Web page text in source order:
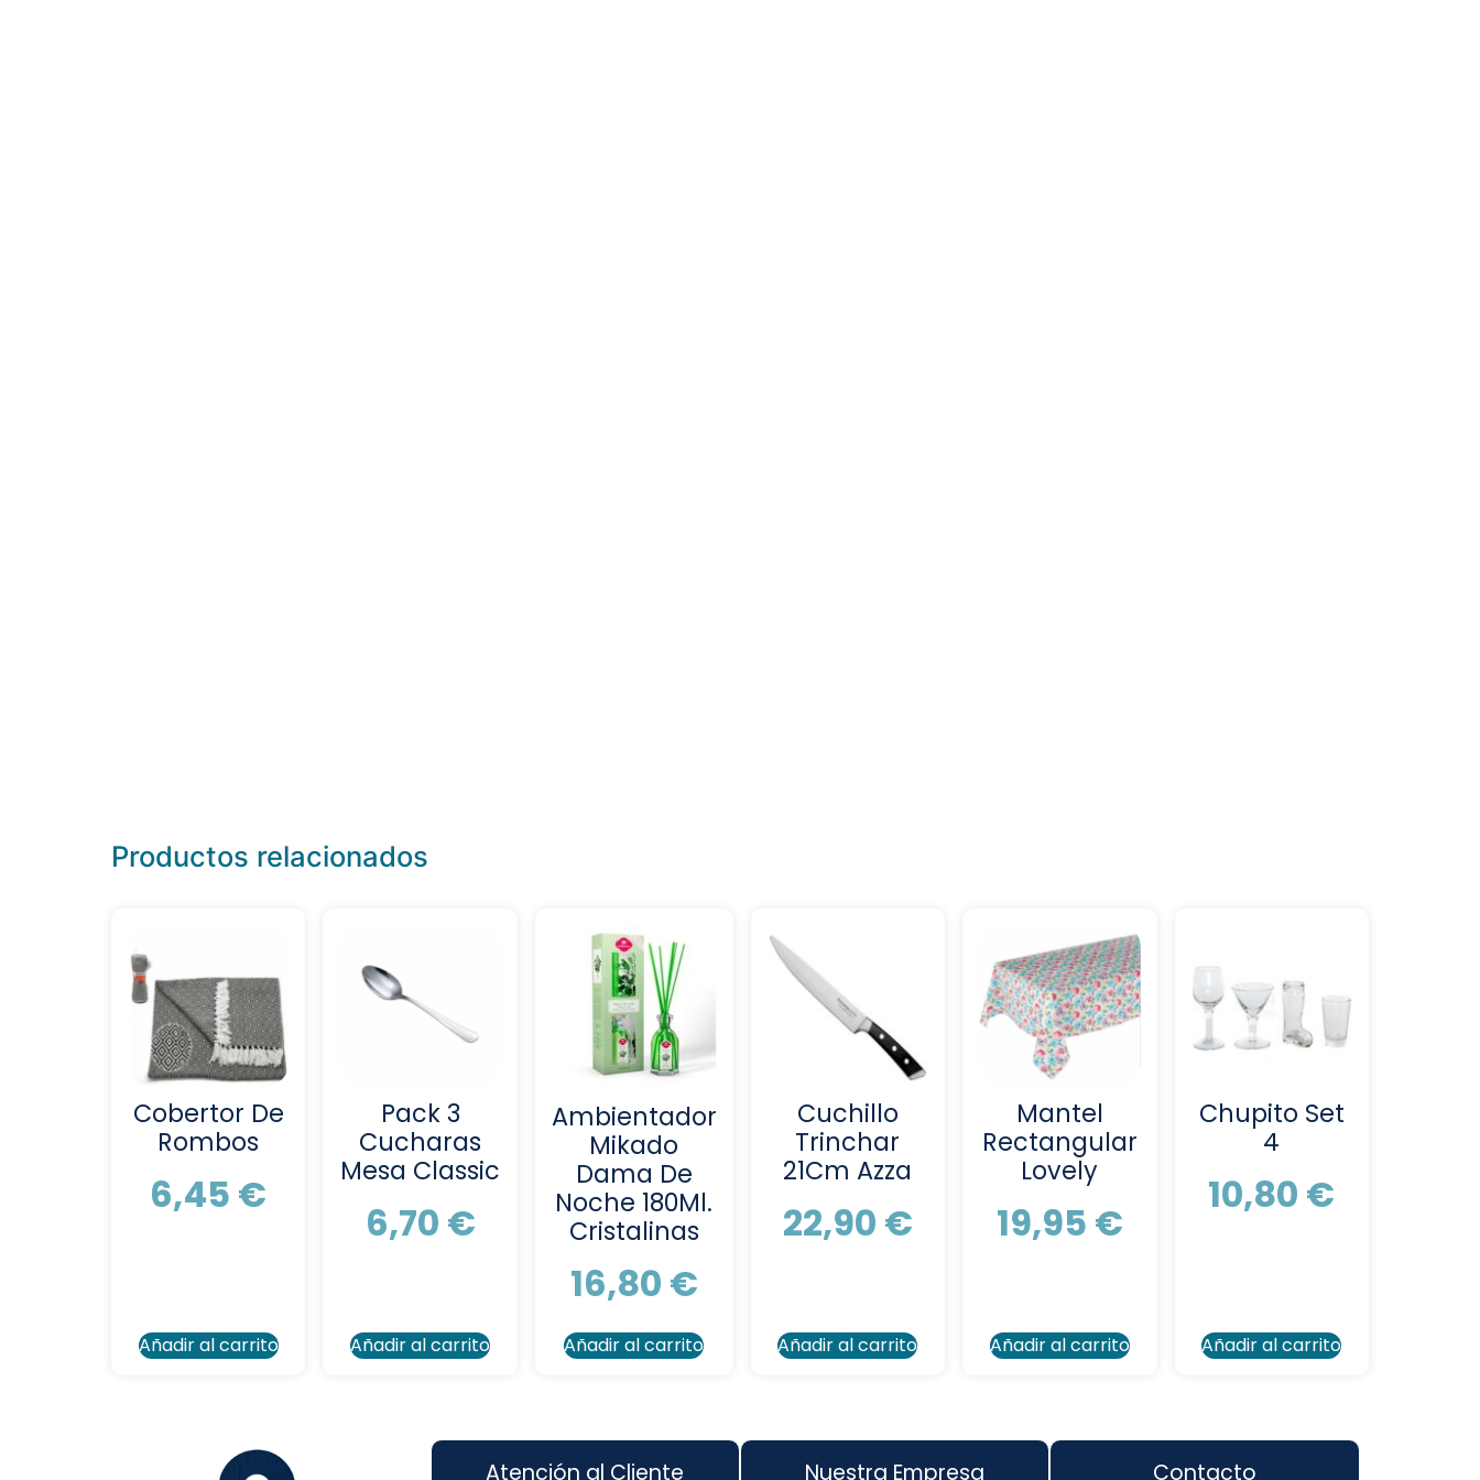
Productos relacionados
Cobertor De
Rombos
6,45 €
Añadir al carrito
Pack 3
Cucharas
Mesa Classic
6,70 €
Añadir al carrito
Ambientador
Mikado
Dama De
Noche 180Ml.
Cristalinas
16,80 €
Añadir al carrito
Cuchillo
Trinchar
21Cm Azza
22,90 €
Añadir al carrito
Mantel
Rectangular
Lovely
19,95 €
Añadir al carrito
Chupito Set
4
10,80 €
Añadir al carrito
Atención al Cliente Nuestra Empresa Contacto